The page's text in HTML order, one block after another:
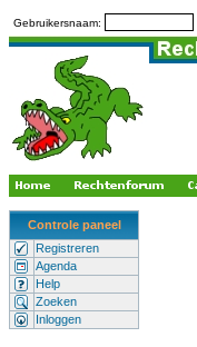
Gebruikersnaam:
Controle paneel
Registreren
Agenda
Help
Zoeken
Inloggen